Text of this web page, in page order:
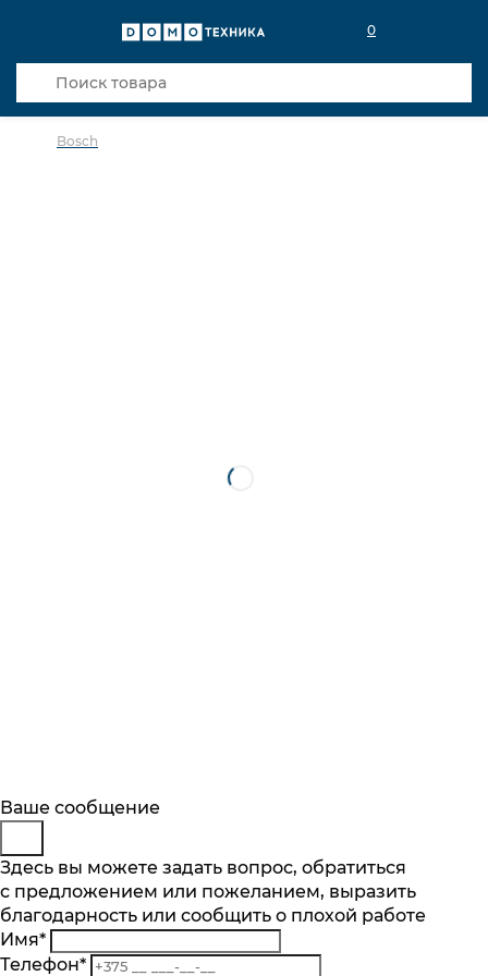
0
Bosch
Описание
Отзывы
Основные характеристики
Максимальный объём, л
1.7
Мощность, Вт
Будьте в курсе
Подпишитесь на последние обновления
и узнавайте о новинках и специальных
предложениях первыми
Подписаться
Заказ обратного звонка
Представьтесь
Телефон*
Комментарий
Ваше сообщение
Здесь вы можете задать вопрос, обратиться
с предложением или пожеланием, выразить
благодарность или сообщить о плохой работе
Имя*
Телефон*